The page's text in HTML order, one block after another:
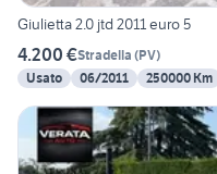
Giulietta 2.0 jtd 2011 euro 5
4.200 €Stradella (PV)
Usato
06/2011 250000 Km